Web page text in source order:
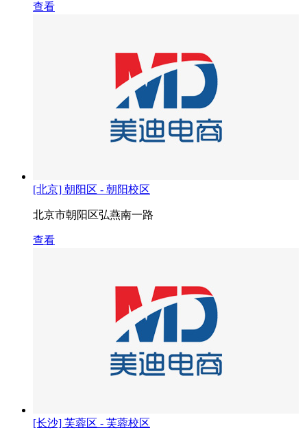
查看
[北京] 朝阳区 - 朝阳校区
北京市朝阳区弘燕南一路
查看
[长沙] 芙蓉区 - 芙蓉校区